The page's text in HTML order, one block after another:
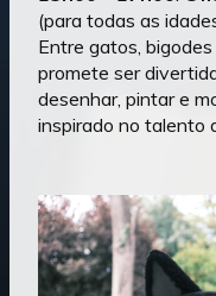
(para todas as
Entre gatos,
promete ser
desenhar, pintar e
inspirado no talento